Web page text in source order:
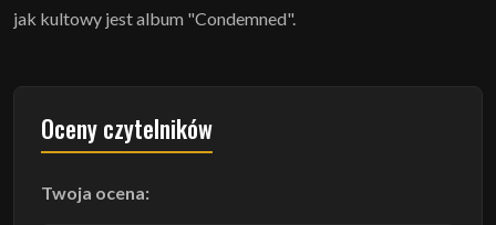
jak kultowy jest album "Condemned".
Oceny czytelników
Twoja ocena: